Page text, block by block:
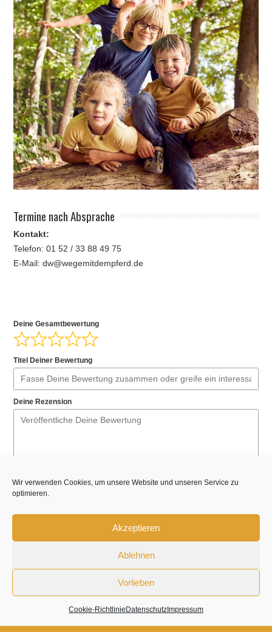
Wir verwenden Cookies, um unsere Website und unseren Service zu
optimieren.
Akzeptieren
Ablehnen
Vorlieben
Cookie-Richtlinie Datenschutz Impressum
Termine nach Absprache
Kontakt:
Telefon: 01 52 / 33 88 49 75
E-Mail: dw@wegemitdempferd.de
Deine Gesamtbewertung
Titel Deiner Bewertung
Deine Rezension
Dein Name
Diese Bewertung basiert auf meiner persönlichen